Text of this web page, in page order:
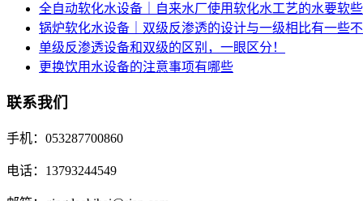
全自动软化水设备｜自来水厂使用软化水工艺的水要软些
锅炉软化水设备｜双级反渗透的设计与一级相比有一些
单级反渗透设备和双级的区别，一眼区分！
更换饮用水设备的注意事项有哪些
联系我们
手机：053287700860
电话：13793244549